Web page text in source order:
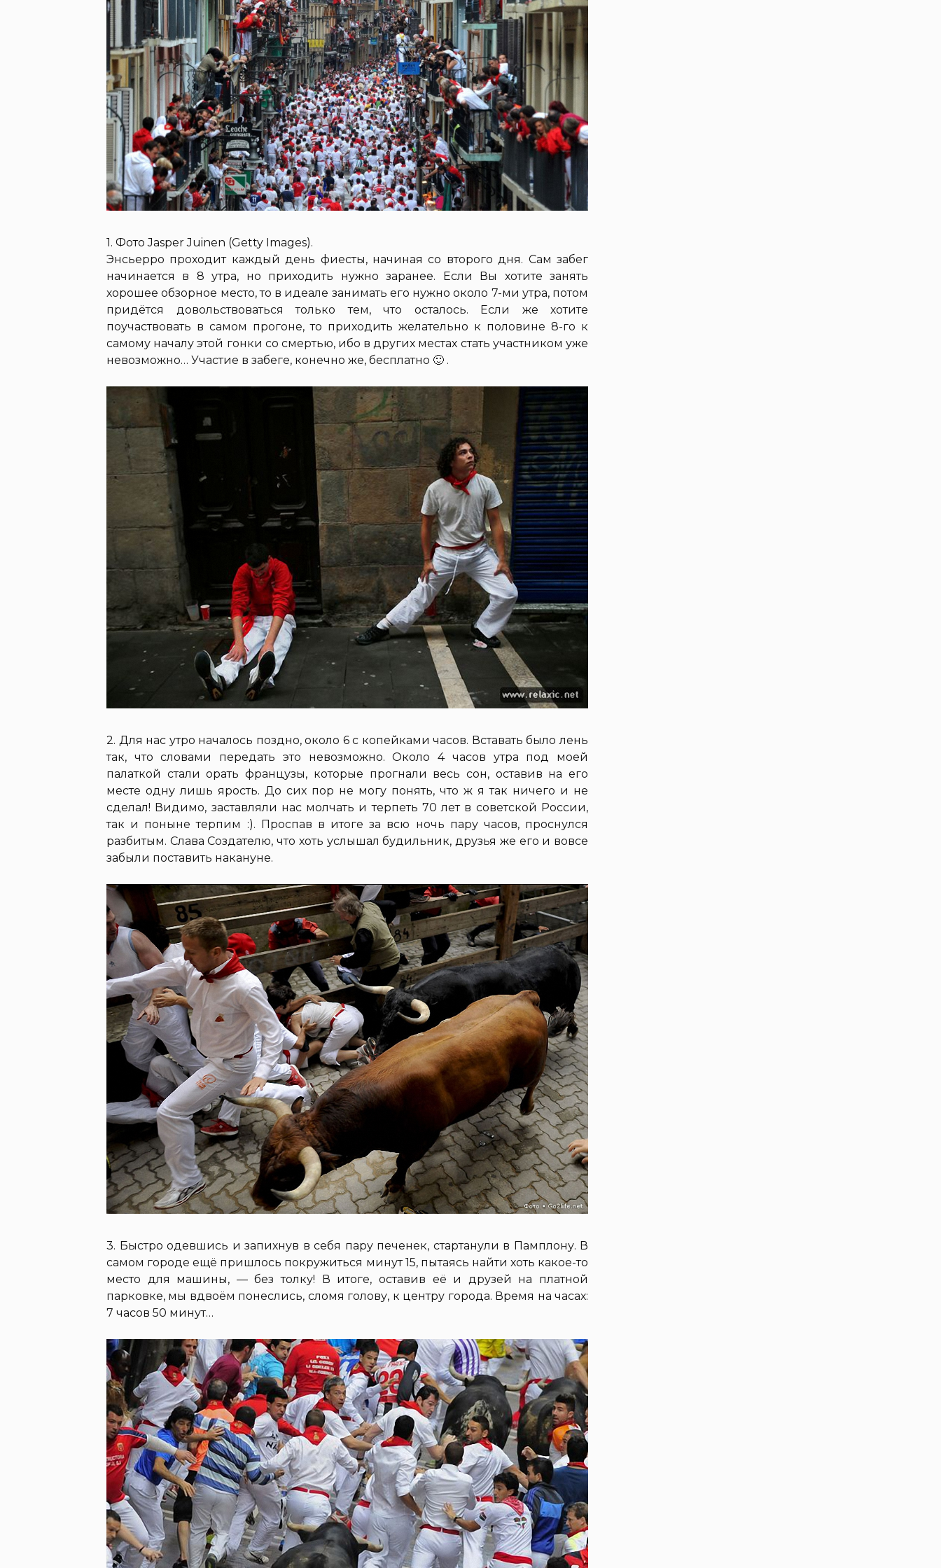
1. Фото Jasper Juinen (Getty Images).
Энсьерро проходит каждый день фиесты, начиная со второго дня. Сам забег
начинается в 8 утра, но приходить нужно заранее. Если Вы хотите занять
хорошее обзорное место, то в идеале занимать его нужно около 7-ми утра, потом
придётся довольствоваться только тем, что осталось. Если же хотите
поучаствовать в самом прогоне, то приходить желательно к половине 8-го к
самому началу этой гонки со смертью, ибо в других местах стать участником уже
невозможно… Участие в забеге, конечно же, бесплатно 🙂 .
2. Для нас утро началось поздно, около 6 с копейками часов. Вставать было лень
так, что словами передать это невозможно. Около 4 часов утра под моей
палаткой стали орать французы, которые прогнали весь сон, оставив на его
месте одну лишь ярость. До сих пор не могу понять, что ж я так ничего и не
сделал! Видимо, заставляли нас молчать и терпеть 70 лет в советской России,
так и поныне терпим :). Проспав в итоге за всю ночь пару часов, проснулся
разбитым. Слава Создателю, что хоть услышал будильник, друзья же его и вовсе
забыли поставить накануне.
3. Быстро одевшись и запихнув в себя пару печенек, стартанули в Памплону. В
самом городе ещё пришлось покружиться минут 15, пытаясь найти хоть какое-то
место для машины, — без толку! В итоге, оставив её и друзей на платной
парковке, мы вдвоём понеслись, сломя голову, к центру города. Время на часах:
7 часов 50 минут…